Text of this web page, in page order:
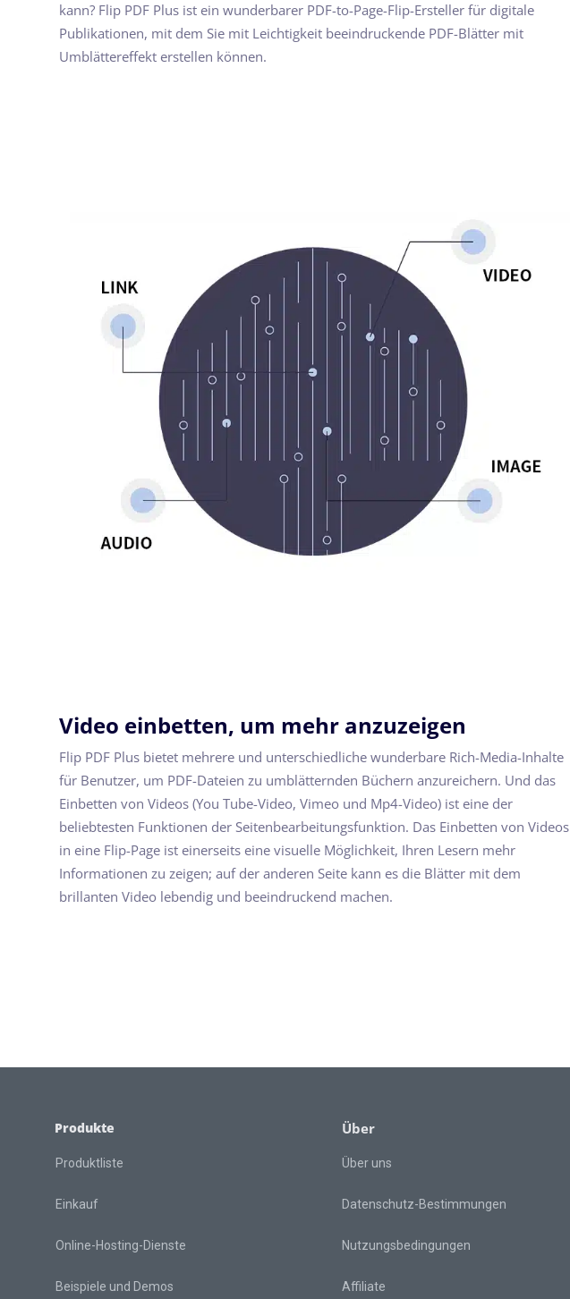
kann? Flip PDF Plus ist ein wunderbarer PDF-to-Page-Flip-Ersteller für digitale
Publikationen, mit dem Sie mit Leichtigkeit beeindruckende PDF-Blätter mit
Umblättereffekt erstellen können.
Video einbetten, um mehr anzuzeigen
Flip PDF Plus bietet mehrere und unterschiedliche wunderbare Rich-Media-Inhalte
für Benutzer, um PDF-Dateien zu umblätternden Büchern anzureichern. Und das
Einbetten von Videos (You Tube-Video, Vimeo und Mp4-Video) ist eine der
beliebtesten Funktionen der Seitenbearbeitungsfunktion. Das Einbetten von Videos
in eine Flip-Page ist einerseits eine visuelle Möglichkeit, Ihren Lesern mehr
Informationen zu zeigen; auf der anderen Seite kann es die Blätter mit dem
brillanten Video lebendig und beeindruckend machen.
Produkte
Produktliste
Einkauf
Online-Hosting-Dienste
Beispiele und Demos
Über
Über uns
Datenschutz-Bestimmungen
Nutzungsbedingungen
Affiliate